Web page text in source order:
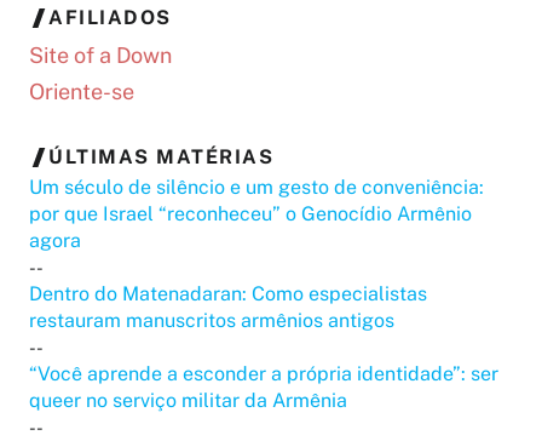
AFILIADOS
Site of a Down
Oriente-se
ÚLTIMAS MATÉRIAS
Um século de silêncio e um gesto de conveniência:
por que Israel “reconheceu” o Genocídio Armênio
agora
--
Dentro do Matenadaran: Como especialistas
restauram manuscritos armênios antigos
--
“Você aprende a esconder a própria identidade”: ser
queer no serviço militar da Armênia
--